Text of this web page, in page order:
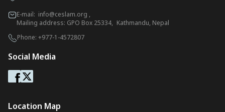
E-mail: info@ceslam.org ,
Mailing address: GPO Box 25334, Kathmandu, Nepal
Phone: +977-1-4572807
Social Media
Location Map